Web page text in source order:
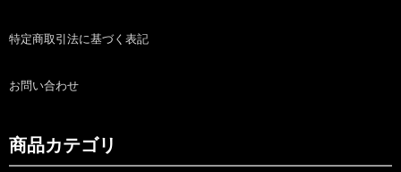
特定商取引法に基づく表記
お問い合わせ
商品カテゴリ